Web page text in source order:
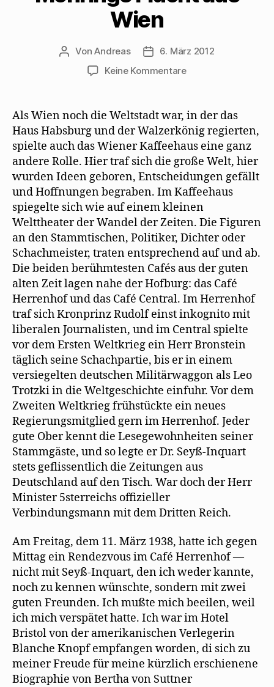
s ö
t
)
e
g
ö
f
)
e
n
d
e
W
r
d
u
m
e
n
s
e
g
e
ö
f
f
e
t
f
n
e
Wien
Beitragsautor
VonAndreas Beitragsdatum
6. März 2012
Keine Kommentarezu
beschreibt
Mehrings
Flucht
aus
Wien
Als Wien noch die Weltstadt war, in der das
Haus Habsburg und der Walzerkönig regierten,
spielte auch das Wiener Kaffeehaus eine ganz
andere Rolle. Hier traf sich die große Welt, hier
wurden Ideen geboren, Entscheidungen gefällt
und Hoffnungen begraben. Im Kaffeehaus
spiegelte sich wie auf einem kleinen
Welttheater der Wandel der Zeiten. Die Figuren
an den Stammtischen, Politiker, Dichter oder
Schachmeister, traten entsprechend auf und ab.
Die beiden berühmtesten Cafés aus der guten
alten Zeit lagen nahe der Hofburg: das Café
Herrenhof und das Café Central. Im Herrenhof
traf sich Kronprinz Rudolf einst inkognito mit
liberalen Journalisten, und im Central spielte
vor dem Ersten Weltkrieg ein Herr Bronstein
täglich seine Schachpartie, bis er in einem
versiegelten deutschen Militärwaggon als Leo
Trotzki in die Weltgeschichte einfuhr. Vor dem
Zweiten Weltkrieg frühstückte ein neues
Regierungsmitglied gern im Herrenhof. Jeder
gute Ober kennt die Lesegewohnheiten seiner
Stammgäste, und so legte er Dr. Seyß-Inquart
stets geflissentlich die Zeitungen aus
Deutschland auf den Tisch. War doch der Herr
Minister 5sterreichs offizieller
Verbindungsmann mit dem Dritten Reich.
Am Freitag, dem 11. März 1938, hatte ich gegen
Mittag ein Rendezvous im Café Herrenhof —
nicht mit Seyß-Inquart, den ich weder kannte,
noch zu kennen wünschte, sondern mit zwei
guten Freunden. Ich mußte mich beeilen, weil
ich mich verspätet hatte. Ich war im Hotel
Bristol von der amerikanischen Verlegerin
Blanche Knopf empfangen worden, di sich zu
meiner Freude für meine kürzlich erschienene
Biographie von Bertha von Suttner